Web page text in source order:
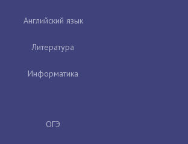
Английский язык
Литература
Информатика
ОГЭ